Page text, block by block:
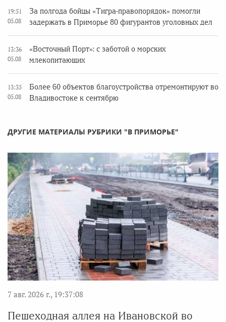
19:51
05.08
За полгода бойцы «Тигра-правопорядок» помогли
задержать в Приморье 80 фигурантов уголовных дел
13:36
05.08
«Восточный Порт»: с заботой о морских
млекопитающих
13:35
05.08
Более 60 объектов благоустройства отремонтируют во
Владивостоке к сентябрю
ДРУГИЕ МАТЕРИАЛЫ РУБРИКИ "В ПРИМОРЬЕ"
7 авг. 2026 г., 19:37:08
Пешеходная аллея на Ивановской во